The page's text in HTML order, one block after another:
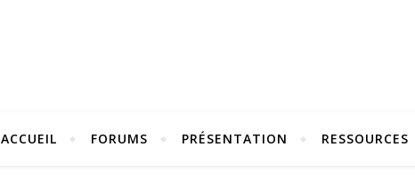
ACCUEIL FORUMS PRÉSENTATION RESSOURCES